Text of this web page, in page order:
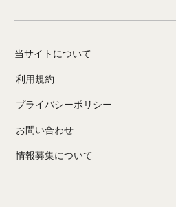
当サイトについて
利用規約
プライバシーポリシー
お問い合わせ
情報募集について